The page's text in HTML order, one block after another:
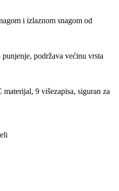
i izlaznom snagom od
podržava većinu vrsta
9 višezapisa, siguran za